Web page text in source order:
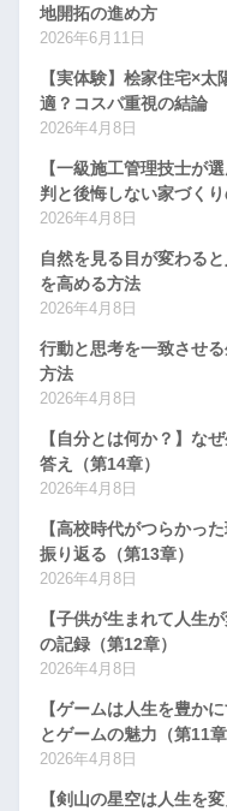
地開拓の進め方
2026年6月11日
【実体験】桧家住宅×
適？コスパ重視の結論
2026年4月8日
【一級施工管理技士が
判と後悔しない家づく
2026年4月8日
自然を見る目が変わる
を高める方法
2026年4月8日
行動と思考を一致させ
方法
2026年4月8日
【自分とは何か？】な
答え（第14章）
2026年4月8日
【高校時代がつらかっ
振り返る（第13章）
2026年4月8日
【子供が生まれて人生
の記録（第12章）
2026年4月8日
【ゲームは人生を豊か
とゲームの魅力（第11章
2026年4月8日
【剣山の星空は人生を